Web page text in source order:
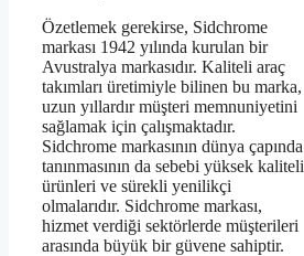
Özetlemek gerekirse, Sidchrome
markası 1942 yılında kurulan bir
Avustralya markasıdır. Kaliteli araç
takımları üretimiyle bilinen bu marka,
uzun yıllardır müşteri memnuniyetini
sağlamak için çalışmaktadır.
Sidchrome markasının dünya çapında
tanınmasının da sebebi yüksek kaliteli
ürünleri ve sürekli yenilikçi
olmalarıdır. Sidchrome markası,
hizmet verdiği sektörlerde müşterileri
arasında büyük bir güvene sahiptir.